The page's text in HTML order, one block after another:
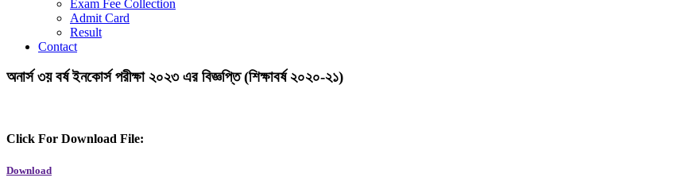
Exam Fee Collection
Admit Card
Result
Contact
অনার্স ৩য় বর্ষ ইনকোর্স পরীক্ষা ২০২৩ এর বিজ্ঞপ্তি (শিক্ষাবর্ষ ২০২০-২১)
Click For Download File:
Download